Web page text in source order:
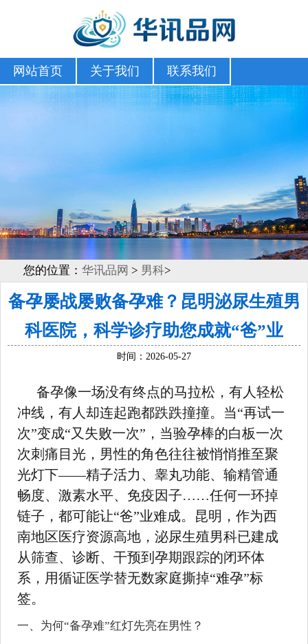
网站首页 关于我们 联系我们
您的位置： 华讯品网 > 男科>
备孕屡战屡败备孕难？昆明泌尿生殖男
科医院，科学诊疗助您成就“爸”业
时间：2026-05-27
备孕像一场没有终点的马拉松，有人轻松
冲线，有人却连起跑都跌跌撞撞。当“再试一
次”变成“又失败一次”，当验孕棒的白板一次
次刺痛目光，男性的角色往往被悄悄推至聚
光灯下——精子活力、睾丸功能、输精管通
畅度、激素水平、免疫因子……任何一环掉
链子，都可能让“爸”业难成。昆明，作为西
南地区医疗资源高地，泌尿生殖男科已建成
从筛查、诊断、干预到孕期跟踪的闭环体
系，用循证医学替无数家庭撕掉“难孕”标
签。
一、为何“备孕难”红灯先亮在男性？